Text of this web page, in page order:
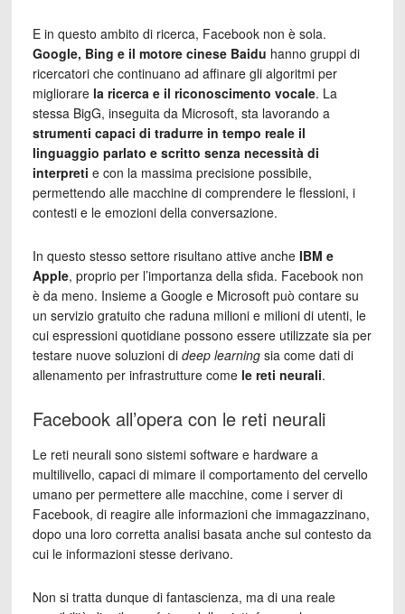
E in questo ambito di ricerca, Facebook non è sola.
Google, Bing e il motore cinese Baidu hanno gruppi di
ricercatori che continuano ad affinare gli algoritmi per
migliorarela ricerca e il riconoscimento vocale. La
stessa BigG, inseguita da Microsoft, sta lavorando a
strumenti capaci di tradurre in tempo reale il
linguaggio parlato e scritto senza necessità di
interpreti e con la massima precisione possibile,
permettendo alle macchine di comprendere le flessioni, i
contesti e le emozioni della conversazione.
In questo stesso settore risultano attive anche IBM e
Apple, proprio per l’importanza della sfida. Facebook non
è da meno. Insieme a Google e Microsoft può contare su
un servizio gratuito che raduna milioni e milioni di utenti, le
cui espressioni quotidiane possono essere utilizzate sia per
testare nuove soluzioni di deep learningsia come dati di
allenamento per infrastrutture come le reti neurali.
Facebook all’opera con le reti neurali
Le reti neurali sono sistemi software e hardware a
multilivello, capaci di mimare il comportamento del cervello
umano per permettere alle macchine, come i server di
Facebook, di reagire alle informazioni che immagazzinano,
dopo una loro corretta analisi basata anche sul contesto da
cui le informazioni stesse derivano.
Non si tratta dunque di fantascienza, ma di una reale